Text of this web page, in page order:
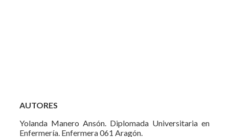
AUTORES
Yolanda Manero Ansón. Diplomada Universitaria en
Enfermería. Enfermera 061 Aragón.